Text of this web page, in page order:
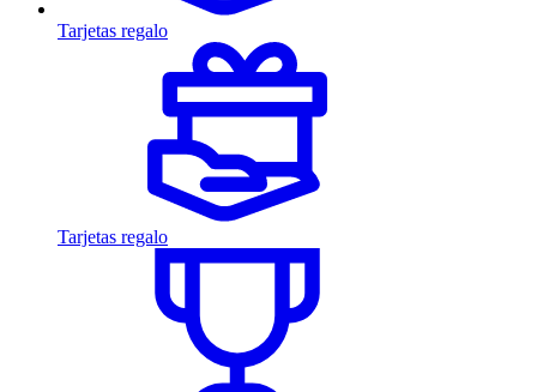
Tarjetas regalo
Tarjetas regalo